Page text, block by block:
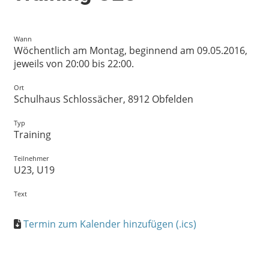
Wann
Wöchentlich am Montag, beginnend am 09.05.2016,
jeweils von 20:00 bis 22:00.
Ort
Schulhaus Schlossächer, 8912 Obfelden
Typ
Training
Teilnehmer
U23, U19
Text
Termin zum Kalender hinzufügen (.ics)